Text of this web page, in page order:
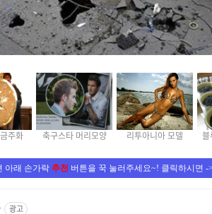
주화 축구스타 머리모양 리투아니아 모델 블
아래 손가락 추천 버튼을 꾹 눌러주세요~! 클릭하시면 ->
광고